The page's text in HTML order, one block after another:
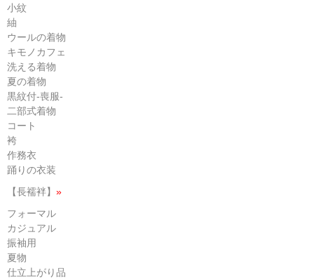
小紋
紬
ウールの着物
キモノカフェ
洗える着物
夏の着物
黒紋付-喪服-
二部式着物
コート
袴
作務衣
踊りの衣装
【長襦袢】 »
フォーマル
カジュアル
振袖用
夏物
仕立上がり品